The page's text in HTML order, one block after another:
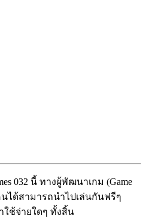
032 นี้ ทางผู้พัฒนาเกม (Game
นได้สามารถนำไปเล่นกันฟรีๆ
ใช้จ่ายใดๆ ทั้งสิ้น